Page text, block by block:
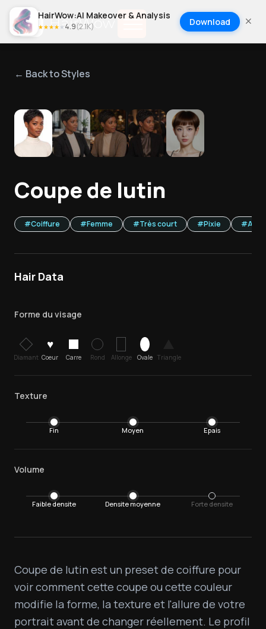
HairWow:AI Makeover & Analysis
★★★★ ★4.9(2.1K) Download
← Back to Styles
Coupe de lutin
#Coiffure #Femme #Très court #Pixie #
Hair Data
Forme du visage
Diamant
♥
Coeur Carre Rond Allonge Ovale Triangle
Texture
Fin Moyen Epais
Volume
Faible densite Densite moyenne Forte densite
Coupe de lutin est un preset de coiffure pour
voir comment cette coupe ou cette couleur
modifie la forme, la texture et l'allure de votre
portrait avant de changer réellement. Le profil